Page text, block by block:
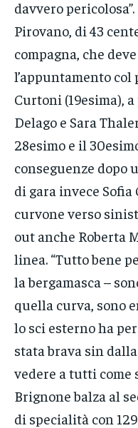
davvero
Pirovano, di 43
compagna, che
l’appuntamento col
Curtoni (19esima),
Delago e Sara
28esimo e il
conseguenze dopo
di gara invece
curvone verso
out anche Roberta
linea. “Tutto bene
la bergamasca –
quella curva, sono
lo sci esterno ha
stata brava sin
vedere a tutti come
Brignone balza al
di specialità con